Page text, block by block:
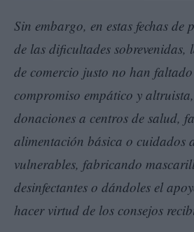
Sin embargo, en estas fechas de
de las dificultades sobrevenidas,
de comercio justo no han
compromiso empático y
donaciones a centros de salud,
alimentación básica o cuidados
vulnerables, fabricando
desinfectantes o dándoles el
hacer virtud de los consejos